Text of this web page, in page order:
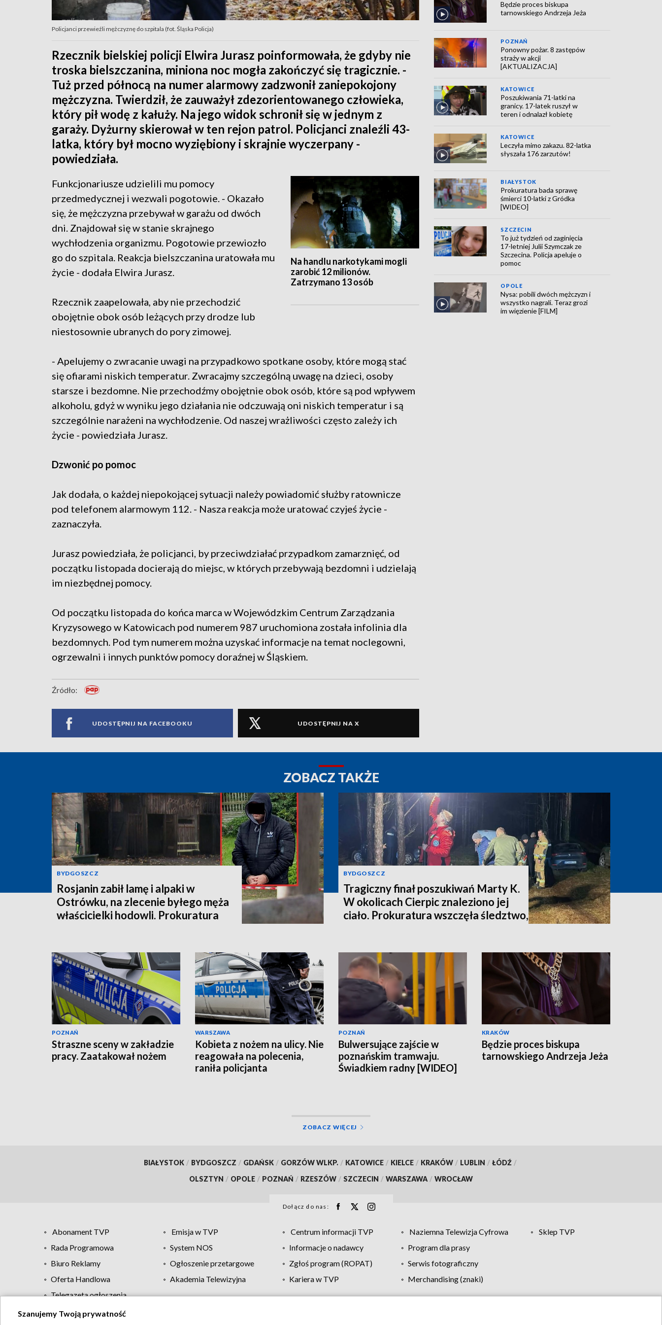
Policjanci przewieźli mężczyznę do szpitala (fot. Śląska Policja)
Rzecznik bielskiej policji Elwira Jurasz poinformowała, że gdyby nie
troska bielszczanina, miniona noc mogła zakończyć się tragicznie. -
Tuż przed północą na numer alarmowy zadzwonił zaniepokojony
mężczyzna. Twierdził, że zauważył zdezorientowanego człowieka,
który pił wodę z kałuży. Na jego widok schronił się w jednym z
garaży. Dyżurny skierował w ten rejon patrol. Policjanci znaleźli 43-
latka, który był mocno wyziębiony i skrajnie wyczerpany -
powiedziała.
Na handlu narkotykami mogli
zarobić 12 milionów.
Zatrzymano 13 osób
Funkcjonariusze udzielili mu pomocy
przedmedycznej i wezwali pogotowie. - Okazało
się, że mężczyzna przebywał w garażu od dwóch
dni. Znajdował się w stanie skrajnego
wychłodzenia organizmu. Pogotowie przewiozło
go do szpitala. Reakcja bielszczanina uratowała mu
życie - dodała Elwira Jurasz.
Rzecznik zaapelowała, aby nie przechodzić
obojętnie obok osób leżących przy drodze lub
niestosownie ubranych do pory zimowej.
- Apelujemy o zwracanie uwagi na przypadkowo spotkane osoby, które mogą stać
się ofiarami niskich temperatur. Zwracajmy szczególną uwagę na dzieci, osoby
starsze i bezdomne. Nie przechodźmy obojętnie obok osób, które są pod wpływem
alkoholu, gdyż w wyniku jego działania nie odczuwają oni niskich temperatur i są
szczególnie narażeni na wychłodzenie. Od naszej wrażliwości często zależy ich
życie - powiedziała Jurasz.
Dzwonić po pomoc
Jak dodała, o każdej niepokojącej sytuacji należy powiadomić służby ratownicze
pod telefonem alarmowym 112. - Nasza reakcja może uratować czyjeś życie -
zaznaczyła.
Jurasz powiedziała, że policjanci, by przeciwdziałać przypadkom zamarznięć, od
początku listopada docierają do miejsc, w których przebywają bezdomni i udzielają
im niezbędnej pomocy.
Od początku listopada do końca marca w Wojewódzkim Centrum Zarządzania
Kryzysowego w Katowicach pod numerem 987 uruchomiona została infolinia dla
bezdomnych. Pod tym numerem można uzyskać informacje na temat noclegowni,
ogrzewalni i innych punktów pomocy doraźnej w Śląskiem.
Źródło:
UDOSTĘPNIJ NA FACEBOOKU UDOSTĘPNIJ NA X
Będzie proces biskupa
tarnowskiego Andrzeja Jeża
POZNAŃ
Ponowny pożar. 8 zastępów
straży w akcji
[AKTUALIZACJA]
KATOWICE
Poszukiwania 71-latki na
granicy. 17-latek ruszył w
teren i odnalazł kobietę
KATOWICE
Leczyła mimo zakazu. 82-latka
słyszała 176 zarzutów!
BIAŁYSTOK
Prokuratura bada sprawę
śmierci 10-latki z Gródka
[WIDEO]
SZCZECIN
To już tydzień od zaginięcia
17-letniej Julii Szymczak ze
Szczecina. Policja apeluje o
pomoc
OPOLE
Nysa: pobili dwóch mężczyzn i
wszystko nagrali. Teraz grozi
im więzienie [FILM]
ZOBACZ TAKŻE
BYDGOSZCZ
Rosjanin zabił lamę i alpaki w
Ostrówku, na zlecenie byłego męża
właścicielki hodowli. Prokuratura
BYDGOSZCZ
Tragiczny finał poszukiwań Marty K.
W okolicach Cierpic znaleziono jej
ciało. Prokuratura wszczęła śledztwo,
POZNAŃ
Straszne sceny w zakładzie
pracy. Zaatakował nożem
WARSZAWA
Kobieta z nożem na ulicy. Nie
reagowała na polecenia,
raniła policjanta
POZNAŃ
Bulwersujące zajście w
poznańskim tramwaju.
Świadkiem radny [WIDEO]
KRAKÓW
Będzie proces biskupa
tarnowskiego Andrzeja Jeża
ZOBACZ WIĘCEJ
BIAŁYSTOK / BYDGOSZCZ / GDAŃSK / GORZÓW WLKP. / KATOWICE / KIELCE / KRAKÓW / LUBLIN / ŁÓDŹ /
OLSZTYN / OPOLE / POZNAŃ / RZESZÓW / SZCZECIN / WARSZAWA / WROCŁAW
Dołącz do nas:
Abonament TVP Emisja w TVP Centrum informacji TVP Naziemna Telewizja Cyfrowa
Sklep TVP
Rada Programowa
System NOS Informacje o nadawcy
Program dla prasy
Biuro Reklamy
Ogłoszenie przetargowe Zgłoś program (ROPAT)
Serwis fotograficzny
Oferta Handlowa
Akademia Telewizyjna Kariera w TVP
Merchandising (znaki)
Telegazeta ogłoszenia
Szanujemy Twoją prywatność